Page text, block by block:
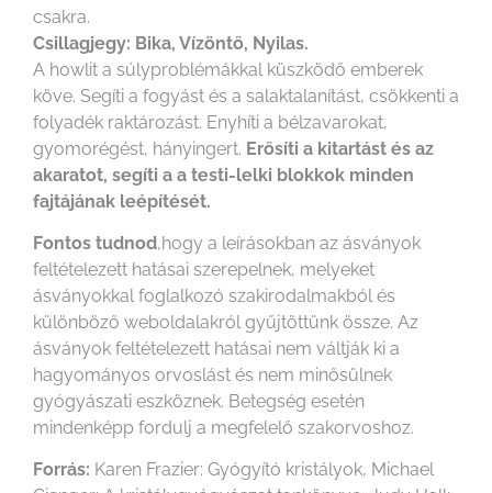
csakra.
Csillagjegy: Bika, Vízöntő, Nyilas.
A howlit a súlyproblémákkal küszködő emberek
köve. Segíti a fogyást és a salaktalanítást, csökkenti a
folyadék raktározást. Enyhíti a bélzavarokat,
gyomorégést, hányingert. Erősíti a kitartást és az
akaratot, segíti a a testi-lelki blokkok minden
fajtájának leépítését.
Fontos tudnod,hogy a leírásokban az ásványok
feltételezett hatásai szerepelnek, melyeket
ásványokkal foglalkozó szakirodalmakból és
különböző weboldalakról gyűjtöttünk össze. Az
ásványok feltételezett hatásai nem váltják ki a
hagyományos orvoslást és nem minősülnek
gyógyászati eszköznek. Betegség esetén
mindenképp fordulj a megfelelő szakorvoshoz.
Forrás: Karen Frazier: Gyógyító kristályok, Michael